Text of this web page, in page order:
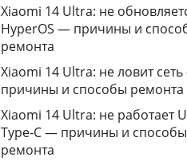
Xiaomi 14 Ultra: не
HyperOS — причины и
ремонта
Xiaomi 14 Ultra: не ловит
причины и способы ремонта
Xiaomi 14 Ultra: не работает
Type‑C — причины и способы
ремонта